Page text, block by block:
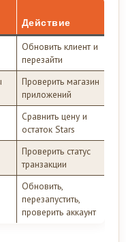
Действие
Обновить клиент и
перезайти
Проверить магазин
приложений
Сравнить цену и
остаток Stars
Проверить статус
транзакции
Обновить,
перезапустить,
проверить аккаунт